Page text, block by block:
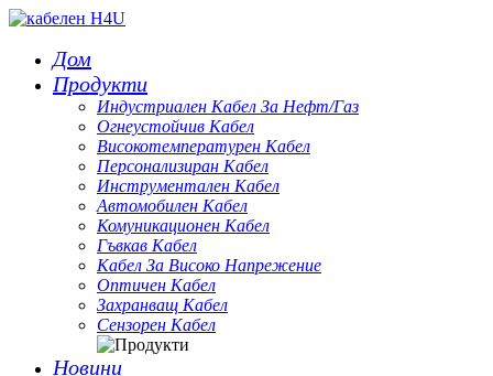
Дом
Продукти
Индустриален Кабел За Нефт/газ
Огнеустойчив Кабел
Високотемпературен Кабел
Персонализиран Кабел
Инструментален Кабел
Автомобилен Кабел
Комуникационен Кабел
Гъвкав Кабел
Кабел За Високо Напрежение
Оптичен Кабел
Захранващ Кабел
Сензорен Кабел
Новини